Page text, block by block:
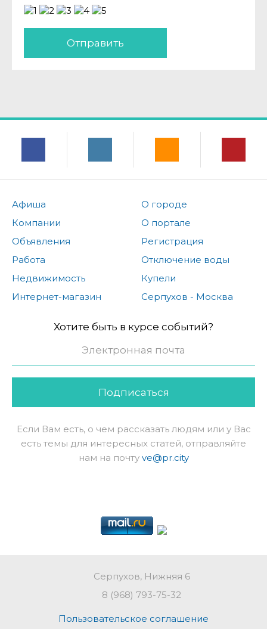
Отправить
Афиша
Компании
Объявления
Работа
Недвижимость
Интернет-магазин
О городе
О портале
Регистрация
Отключение воды
Купели
Серпухов - Москва
Хотите быть в курсе событий?
Подписаться
Если Вам есть, о чем рассказать людям или у Вас
есть темы для интересных статей, отправляйте
нам на почту ve@pr.city
Серпухов, Нижняя 6
8 (968) 793-75-32
Пользовательское соглашение